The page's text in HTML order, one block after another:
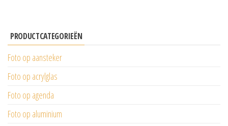
PRODUCTCATEGORIEËN
Foto op aansteker
Foto op acrylglas
Foto op agenda
Foto op aluminium